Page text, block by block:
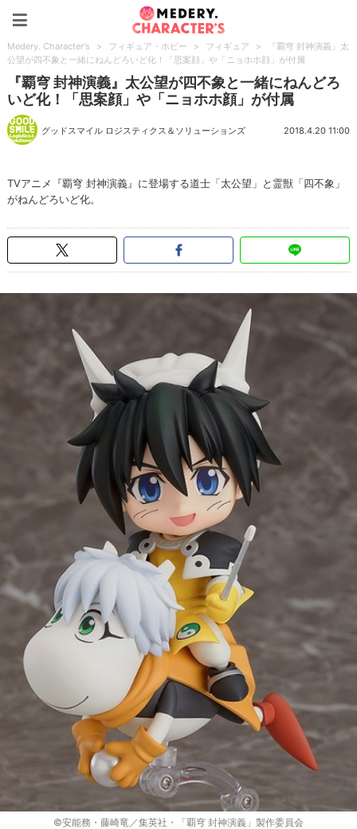
Medery. Character's > フィギュア・ホビー > フィギュア >
『覇穹 封神演義』太
公望が四不象と一緒にねんどろいど化！「思案顔」や「ニョホホ顔」が付属
『覇穹 封神演義』太公望が四不象と一緒にねんどろ
いど化！「思案顔」や「ニョホホ顔」が付属
グッドスマイル ロジスティクス＆ソリューションズ 2018.4.20 11:00
TVアニメ『覇穹 封神演義』に登場する道士「太公望」と霊獣「四不象」
がねんどろいど化。
©安能務・藤崎竜／集英社・「覇穹 封神演義」製作委員会